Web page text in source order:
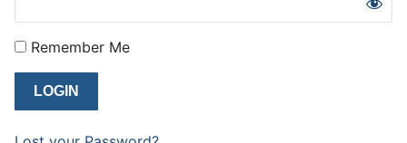
Remember Me